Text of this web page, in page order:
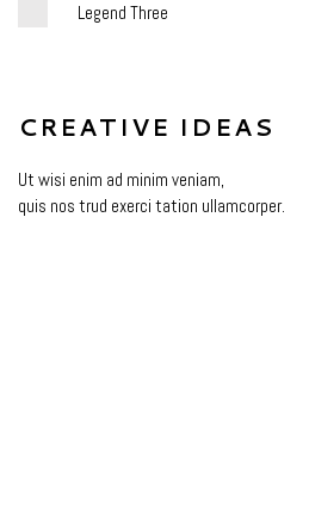
Legend Three
CREATIVE IDEAS
Ut wisi enim ad minim veniam,
quis nos trud exerci tation ullamcorper.